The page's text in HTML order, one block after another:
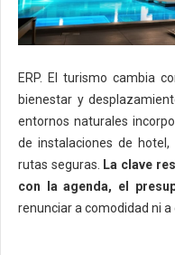
ERP. El turismo cambia
bienestar y
entornos naturales
de instalaciones de
rutas seguras.
La clave
con la agenda, el
renunciar a comodidad ni